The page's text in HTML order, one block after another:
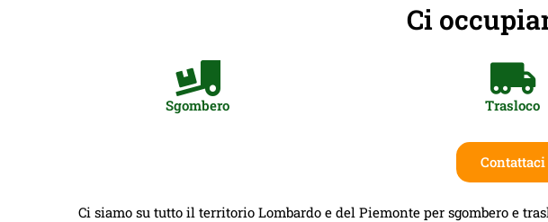
Ci
Sgombero Trasloco
Contattaci
Ci siamo su tutto il territorio Lombardo e del Piemonte per sgombero e